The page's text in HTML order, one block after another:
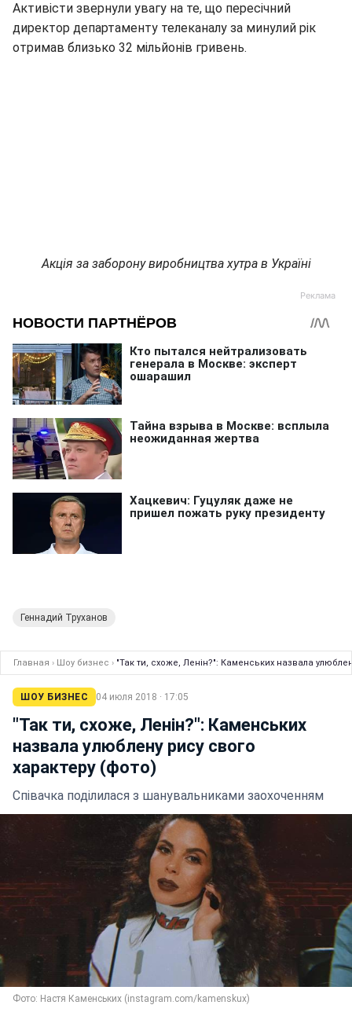
Активісти звернули увагу на те, що пересічний
директор департаменту телеканалу за минулий рік
отримав близько 32 мільйонів гривень.
Акція за заборону виробництва хутра в Україні
Геннадий Труханов
Главная › Шоу бизнес › "Так ти, схоже, Ленін?": Каменських назвала
ШОУ БИЗНЕС 04 июля 2018 · 17:05
"Так ти, схоже, Ленін?": Каменських
назвала улюблену рису свого
характеру (фото)
Співачка поділилася з шанувальниками заохоченням
Фото: Настя Каменських (instagram.com/kamenskux)